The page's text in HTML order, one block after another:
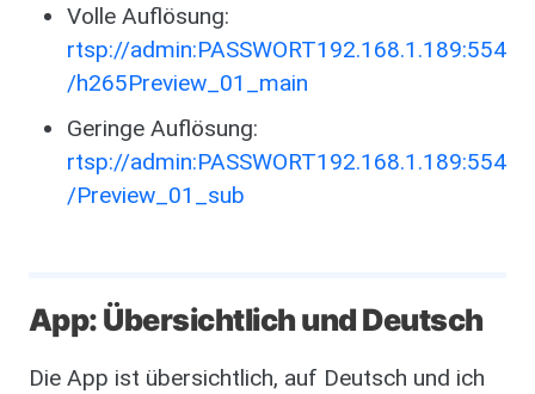
Volle Auflösung:
rtsp://admin:PASSWORT192.168.1.189:554
/h265Preview_01_main
Geringe Auflösung:
rtsp://admin:PASSWORT192.168.1.189:554
/Preview_01_sub
App: Übersichtlich und Deutsch
Die App ist übersichtlich, auf Deutsch und ich